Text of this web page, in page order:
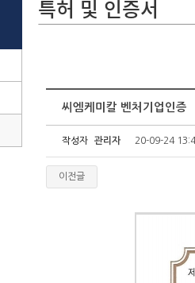
특허 및 인증서
씨엠케미칼 벤처기업인증
작성자 관리자 20-09-24
이전글